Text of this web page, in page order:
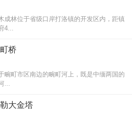
成林位于省级口岸打洛镇的开发区内，距镇
4...
桥
畹町市区南边的畹町河上，既是中缅两国的
...
大金塔